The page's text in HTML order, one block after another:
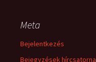
Meta
Bejelentkezés
Bejegyzések hírcsatorna